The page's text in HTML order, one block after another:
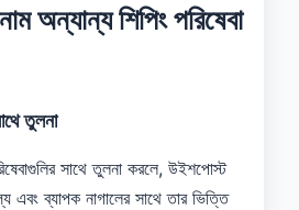
অন্যান্য শিপিং পরিষেবা
তুলনা
সাথে তুলনা করলে, উইশপোস্ট
এবং ব্যাপক নাগালের সাথে তার ভিত্তি